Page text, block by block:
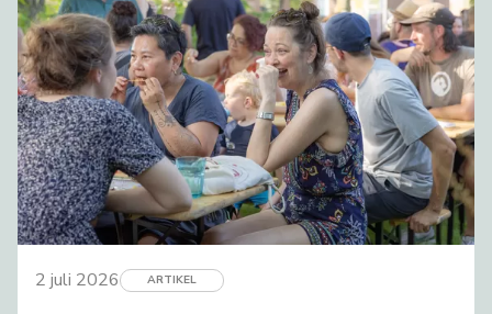
2 juli 2026 ARTIKEL